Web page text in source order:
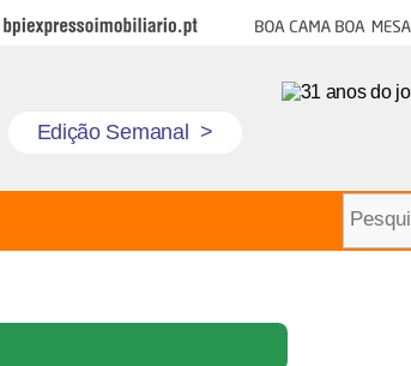
BPI Expresso Imobiliário Boa cama boa mesa
Edição Semanal >